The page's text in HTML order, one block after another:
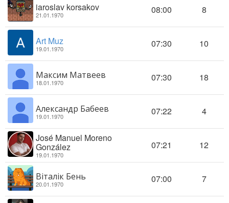
iaroslav korsakov
21.01.1970 08:00 8
Art Muz
19.01.1970 07:30 10
Максим Матвеев
18.01.1970 07:30 18
Александр Бабеев
19.01.1970 07:22 4
José Manuel Moreno
González
19.01.1970
07:21 12
Віталік Бень
20.01.1970 07:00 7